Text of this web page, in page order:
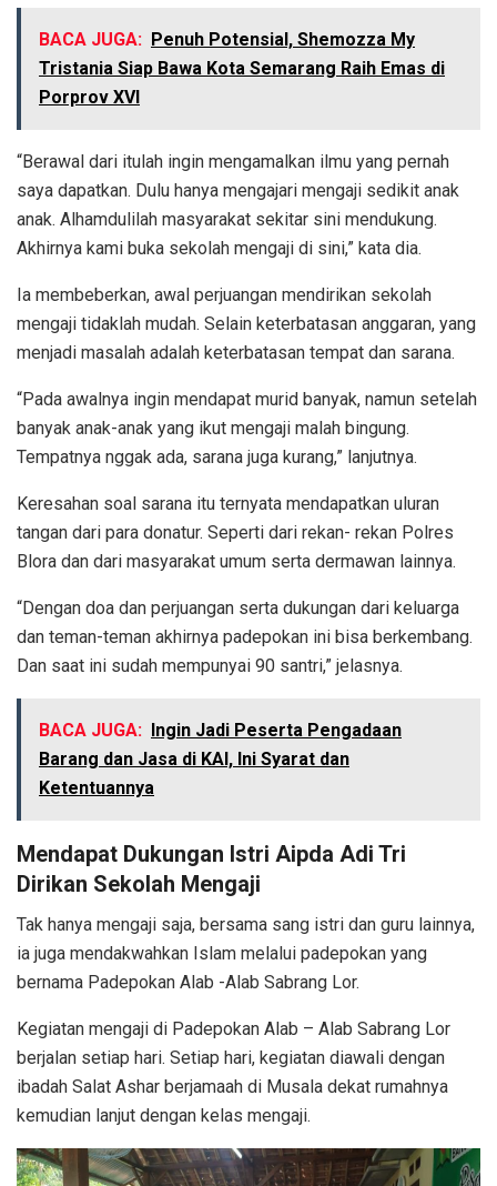
BACA JUGA: Penuh Potensial, Shemozza My
Tristania Siap Bawa Kota Semarang Raih Emas di
Porprov XVI
“Berawal dari itulah ingin mengamalkan ilmu yang pernah
saya dapatkan. Dulu hanya mengajari mengaji sedikit anak
anak. Alhamdulilah masyarakat sekitar sini mendukung.
Akhirnya kami buka sekolah mengaji di sini,” kata dia.
Ia membeberkan, awal perjuangan mendirikan sekolah
mengaji tidaklah mudah. Selain keterbatasan anggaran, yang
menjadi masalah adalah keterbatasan tempat dan sarana.
“Pada awalnya ingin mendapat murid banyak, namun setelah
banyak anak-anak yang ikut mengaji malah bingung.
Tempatnya nggak ada, sarana juga kurang,” lanjutnya.
Keresahan soal sarana itu ternyata mendapatkan uluran
tangan dari para donatur. Seperti dari rekan- rekan Polres
Blora dan dari masyarakat umum serta dermawan lainnya.
“Dengan doa dan perjuangan serta dukungan dari keluarga
dan teman-teman akhirnya padepokan ini bisa berkembang.
Dan saat ini sudah mempunyai 90 santri,” jelasnya.
BACA JUGA:
Ingin Jadi Peserta Pengadaan
Barang dan Jasa di KAI, Ini Syarat dan
Ketentuannya
Mendapat Dukungan Istri Aipda Adi Tri
Dirikan Sekolah Mengaji
Tak hanya mengaji saja, bersama sang istri dan guru lainnya,
ia juga mendakwahkan Islam melalui padepokan yang
bernama Padepokan Alab -Alab Sabrang Lor.
Kegiatan mengaji di Padepokan Alab – Alab Sabrang Lor
berjalan setiap hari. Setiap hari, kegiatan diawali dengan
ibadah Salat Ashar berjamaah di Musala dekat rumahnya
kemudian lanjut dengan kelas mengaji.